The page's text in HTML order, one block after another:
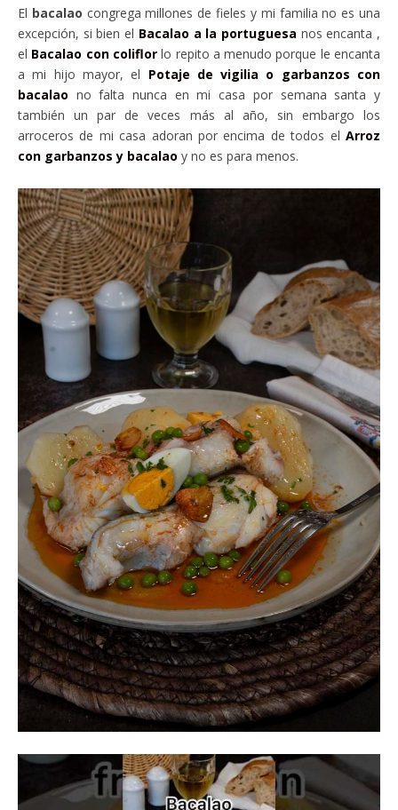
El bacalao congrega millones de fieles y mi familia no es una
excepción, si bien el Bacalao a la portuguesa nos encanta ,
el Bacalao con coliflorlo repito a menudo porque le encanta
a mi hijo mayor, el Potaje de vigilia o garbanzos con
bacalao no falta nunca en mi casa por semana santa y
también un par de veces más al año, sin embargo los
arroceros de mi casa adoran por encima de todos el Arroz
con garbanzos y bacalao y no es para menos.